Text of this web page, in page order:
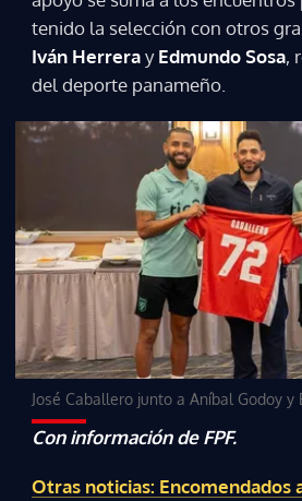
tenido la selección con otros
Iván HerrerayEdmundo Sosa,
del deporte panameño.
José Caballero junto a Aníbal Godoy y
Con información de FPF.
Otras noticias: Encomendados